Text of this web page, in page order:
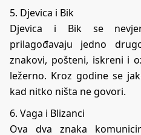
5. Djevica i Bik
Djevica i Bik se
prilagođavaju jedno
znakovi, pošteni, iskreni i
ležerno. Kroz godine se
kad nitko ništa ne govori.
6. Vaga i Blizanci
Ova dva znaka